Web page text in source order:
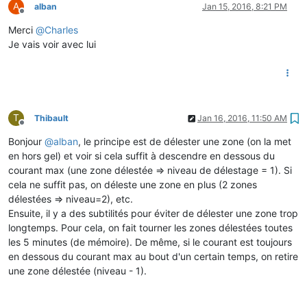
A
Offline
alban Jan 15, 2016, 8:21 PM
Merci @Charles
Je vais voir avec lui
T
Offline
Thibault Jan 16, 2016, 11:50 AM
Bonjour @alban, le principe est de délester une zone (on la met
en hors gel) et voir si cela suffit à descendre en dessous du
courant max (une zone délestée => niveau de délestage = 1). Si
cela ne suffit pas, on déleste une zone en plus (2 zones
délestées => niveau=2), etc.
Ensuite, il y a des subtilités pour éviter de délester une zone trop
longtemps. Pour cela, on fait tourner les zones délestées toutes
les 5 minutes (de mémoire). De même, si le courant est toujours
en dessous du courant max au bout d'un certain temps, on retire
une zone délestée (niveau - 1).